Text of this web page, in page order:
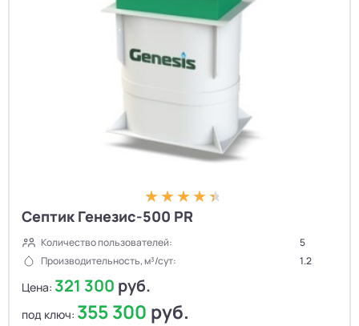
Септик Генезис-500 PR
Количество пользователей:
5
Производительность, м³/сут:
1.2
Цена: 321 300 руб.
под ключ: 355 300 руб.